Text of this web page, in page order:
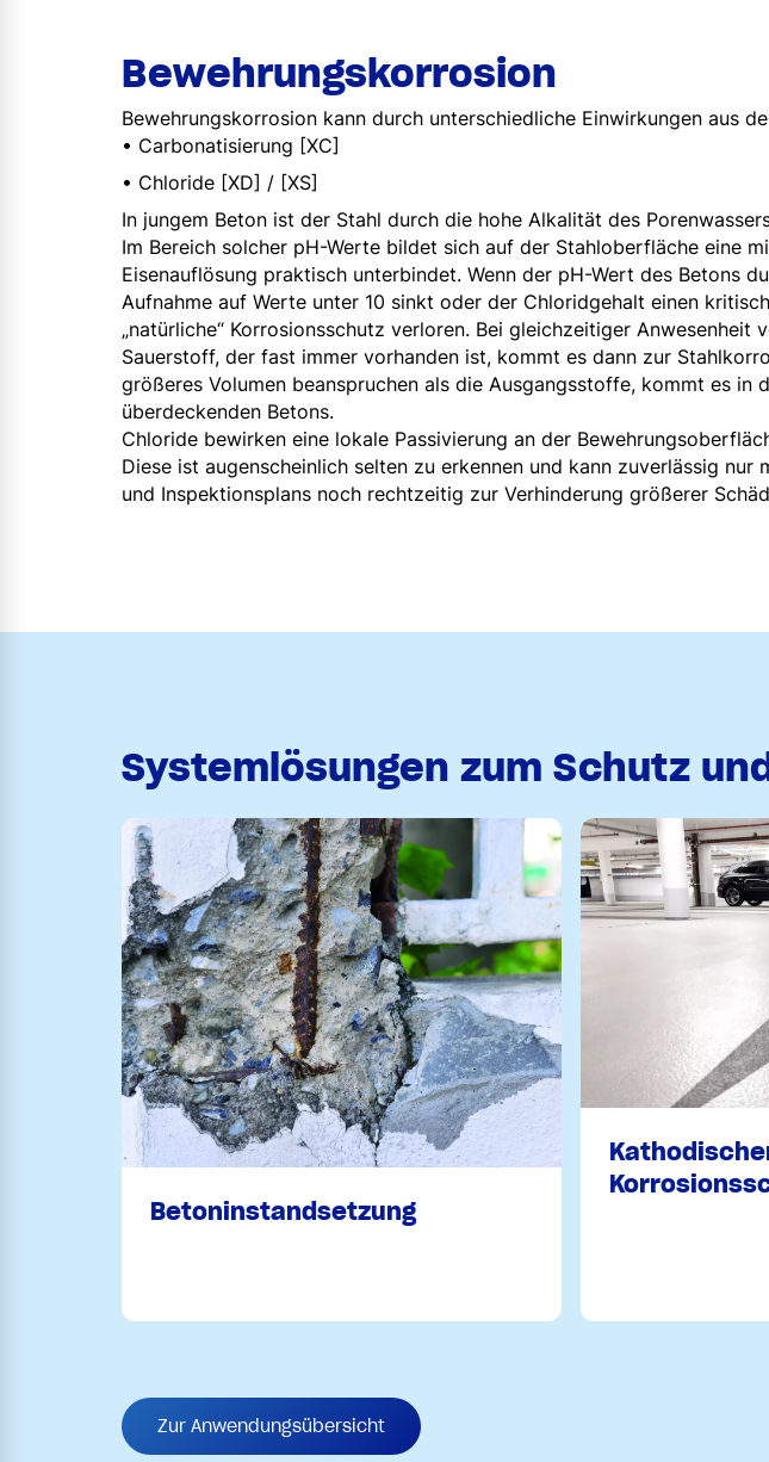
Bewehrungskorrosion
Bewehrungskorrosion kann durch unterschiedliche Einwirkungen aus
• Carbonatisierung [XC]
• Chloride [XD] / [XS]
In jungem Beton ist der Stahl durch die hohe Alkalität des
Im Bereich solcher pH-Werte bildet sich auf der Stahloberfläche eine
Eisenauflösung praktisch unterbindet. Wenn der pH-Wert des Betons
Aufnahme auf Werte unter 10 sinkt oder der Chloridgehalt einen
„natürliche“ Korrosionsschutz verloren. Bei gleichzeitiger Anwesenheit
Sauerstoff, der fast immer vorhanden ist, kommt es dann zur
größeres Volumen beanspruchen als die Ausgangsstoffe, kommt es in
überdeckenden Betons.
Chloride bewirken eine lokale Passivierung an der
Diese ist augenscheinlich selten zu erkennen und kann zuverlässig
und Inspektionsplans noch rechtzeitig zur Verhinderung größerer
Systemlösungen zum Schutz
Betoninstandsetzung
Zur Anwendungsübersicht